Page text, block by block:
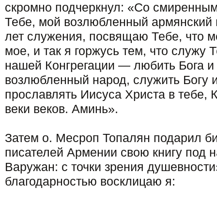
скромно подчеркнул: «Со
Тебе, мой возлюбленный армянский
лет служения, посвящаю Тебе, что
мое, и так я горжусь тем, что служу
нашей Конгрегации — любить Бога
возлюбленный народ, служить Богу
прославлять Иисуса Христа в тебе,
веки веков. Аминь».
Затем о. Месроп Топалян подарил
писателей Армении свою книгу под
Варужан: с точки зрения
благодарностью восклицаю я: